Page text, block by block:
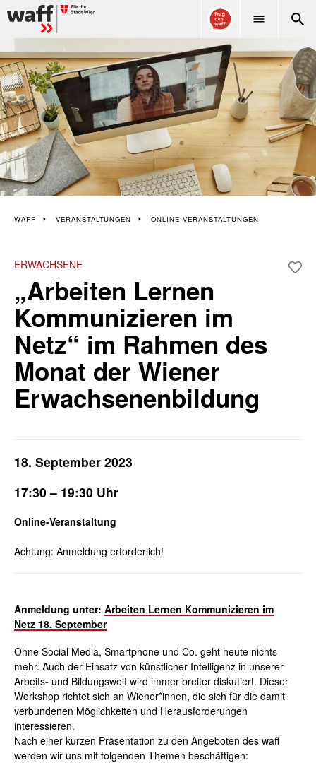
WAFF VERANSTALTUNGEN ONLINE-VERANSTALTUNGEN
ERWACHSENE
„Arbeiten Lernen
Kommunizieren im
Netz“ im Rahmen des
Monat der Wiener
Erwachsenenbildung
18. September 2023
17:30 – 19:30 Uhr
Online-Veranstaltung
Achtung: Anmeldung erforderlich!
Anmeldung unter: Arbeiten Lernen Kommunizieren im
Netz 18. September
Ohne Social Media, Smartphone und Co. geht heute nichts
mehr. Auch der Einsatz von künstlicher Intelligenz in unserer
Arbeits- und Bildungswelt wird immer breiter diskutiert. Dieser
Workshop richtet sich an Wiener*innen, die sich für die damit
verbundenen Möglichkeiten und Herausforderungen
interessieren.
Nach einer kurzen Präsentation zu den Angeboten des waff
werden wir uns mit folgenden Themen beschäftigen: